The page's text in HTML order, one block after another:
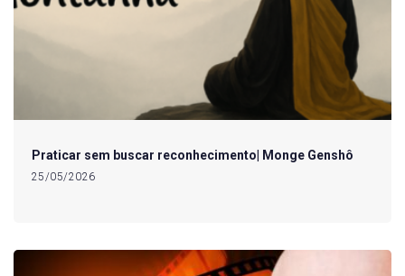
Praticar sem buscar reconhecimento| Monge Genshô
25/05/2026